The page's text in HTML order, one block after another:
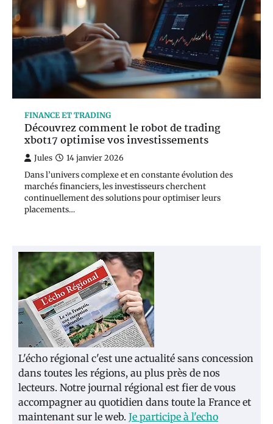
FINANCE ET TRADING
Découvrez comment le robot de trading
xbot17 optimise vos investissements
Jules 14 janvier 2026
Dans l’univers complexe et en constante évolution des
marchés financiers, les investisseurs cherchent
continuellement des solutions pour optimiser leurs
placements…
L'écho régional c'est une actualité sans concession
dans toutes les régions, au plus près de nos
lecteurs. Notre journal régional est fier de vous
accompagner au quotidien dans toute la France et
maintenant sur le web. Je participe à l'echo